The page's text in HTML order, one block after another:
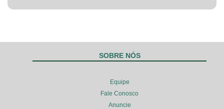
SOBRE NÓS
Equipe
Fale Conosco
Anuncie